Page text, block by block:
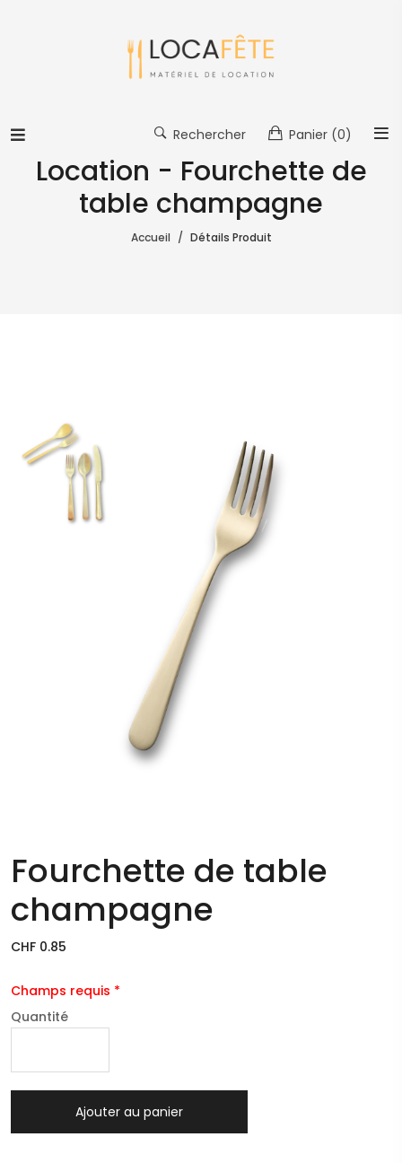
Rechercher Panier (0)
Location - Fourchette de
table champagne
Accueil Détails Produit
Fourchette de table
champagne
CHF 0.85
Champs requis *
Quantité
Ajouter au panier